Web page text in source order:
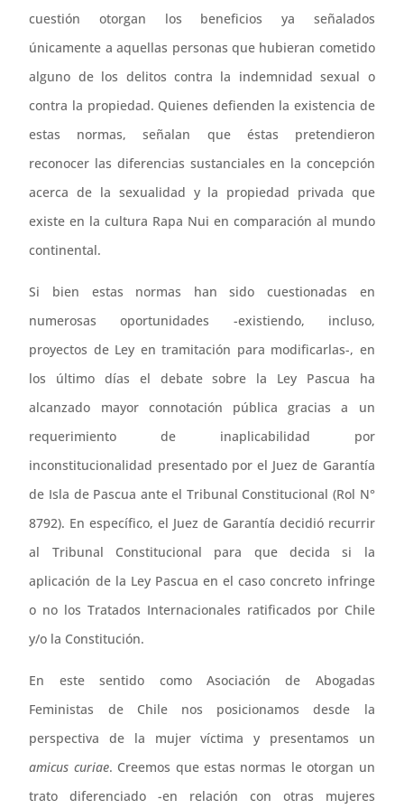
cuestión otorgan los beneficios ya señalados
únicamente a aquellas personas que hubieran cometido
alguno de los delitos contra la indemnidad sexual o
contra la propiedad. Quienes defienden la existencia de
estas normas, señalan que éstas pretendieron
reconocer las diferencias sustanciales en la concepción
acerca de la sexualidad y la propiedad privada que
existe en la cultura Rapa Nui en comparación al mundo
continental.
Si bien estas normas han sido cuestionadas en
numerosas oportunidades -existiendo, incluso,
proyectos de Ley en tramitación para modificarlas-, en
los último días el debate sobre la Ley Pascua ha
alcanzado mayor connotación pública gracias a un
requerimiento de inaplicabilidad por
inconstitucionalidad presentado por el Juez de Garantía
de Isla de Pascua ante el Tribunal Constitucional (Rol N°
8792). En específico, el Juez de Garantía decidió recurrir
al Tribunal Constitucional para que decida si la
aplicación de la Ley Pascua en el caso concreto infringe
o no los Tratados Internacionales ratificados por Chile
y/o la Constitución.
En este sentido como Asociación de Abogadas
Feministas de Chile nos posicionamos desde la
perspectiva de la mujer víctima y presentamos un
amicus curiae. Creemos que estas normas le otorgan un
trato diferenciado -en relación con otras mujeres